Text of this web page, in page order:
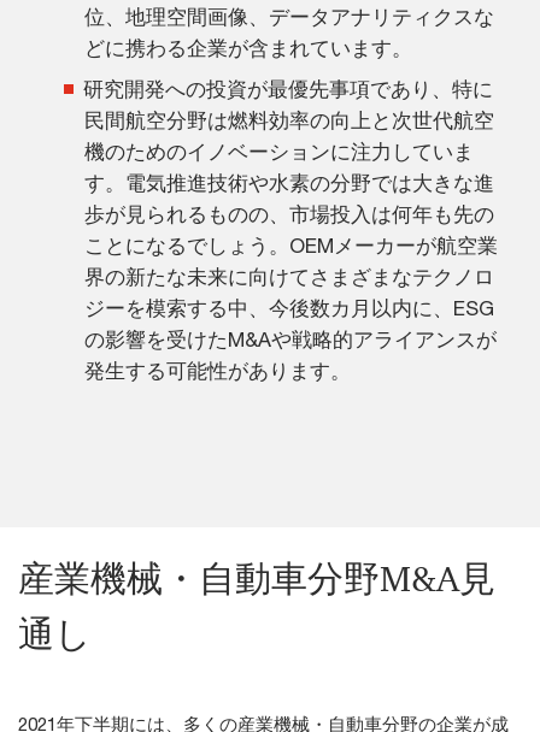
位、地理空間画像、データアナリティクスな
どに携わる企業が含まれています。
研究開発への投資が最優先事項であり、特に
民間航空分野は燃料効率の向上と次世代航空
機のためのイノベーションに注力していま
す。電気推進技術や水素の分野では大きな進
歩が見られるものの、市場投入は何年も先の
ことになるでしょう。OEMメーカーが航空業
界の新たな未来に向けてさまざまなテクノロ
ジーを模索する中、今後数カ月以内に、ESG
の影響を受けたM&Aや戦略的アライアンスが
発生する可能性があります。
産業機械・自動車分野M&A見
通し
2021年下半期には、多くの産業機械・自動車分野の企業が成